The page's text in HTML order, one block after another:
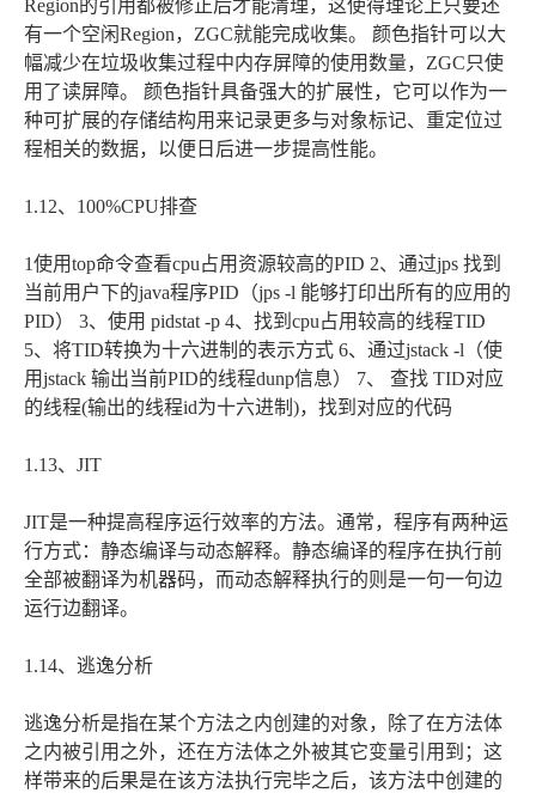
Region的引用都被修正后才能清理，这使得理论上只要还
有一个空闲Region，ZGC就能完成收集。 颜色指针可以大
幅减少在垃圾收集过程中内存屏障的使用数量，ZGC只使
用了读屏障。 颜色指针具备强大的扩展性，它可以作为一
种可扩展的存储结构用来记录更多与对象标记、重定位过
程相关的数据，以便日后进一步提高性能。
1.12、100%CPU排查
1使用top命令查看cpu占用资源较高的PID 2、通过jps 找到
当前用户下的java程序PID（jps -l 能够打印出所有的应用的
PID） 3、使用 pidstat -p 4、找到cpu占用较高的线程TID
5、将TID转换为十六进制的表示方式 6、通过jstack -l（使
用jstack 输出当前PID的线程dunp信息） 7、 查找 TID对应
的线程(输出的线程id为十六进制)，找到对应的代码
1.13、JIT
JIT是一种提高程序运行效率的方法。通常，程序有两种运
行方式：静态编译与动态解释。静态编译的程序在执行前
全部被翻译为机器码，而动态解释执行的则是一句一句边
运行边翻译。
1.14、逃逸分析
逃逸分析是指在某个方法之内创建的对象，除了在方法体
之内被引用之外，还在方法体之外被其它变量引用到；这
样带来的后果是在该方法执行完毕之后，该方法中创建的